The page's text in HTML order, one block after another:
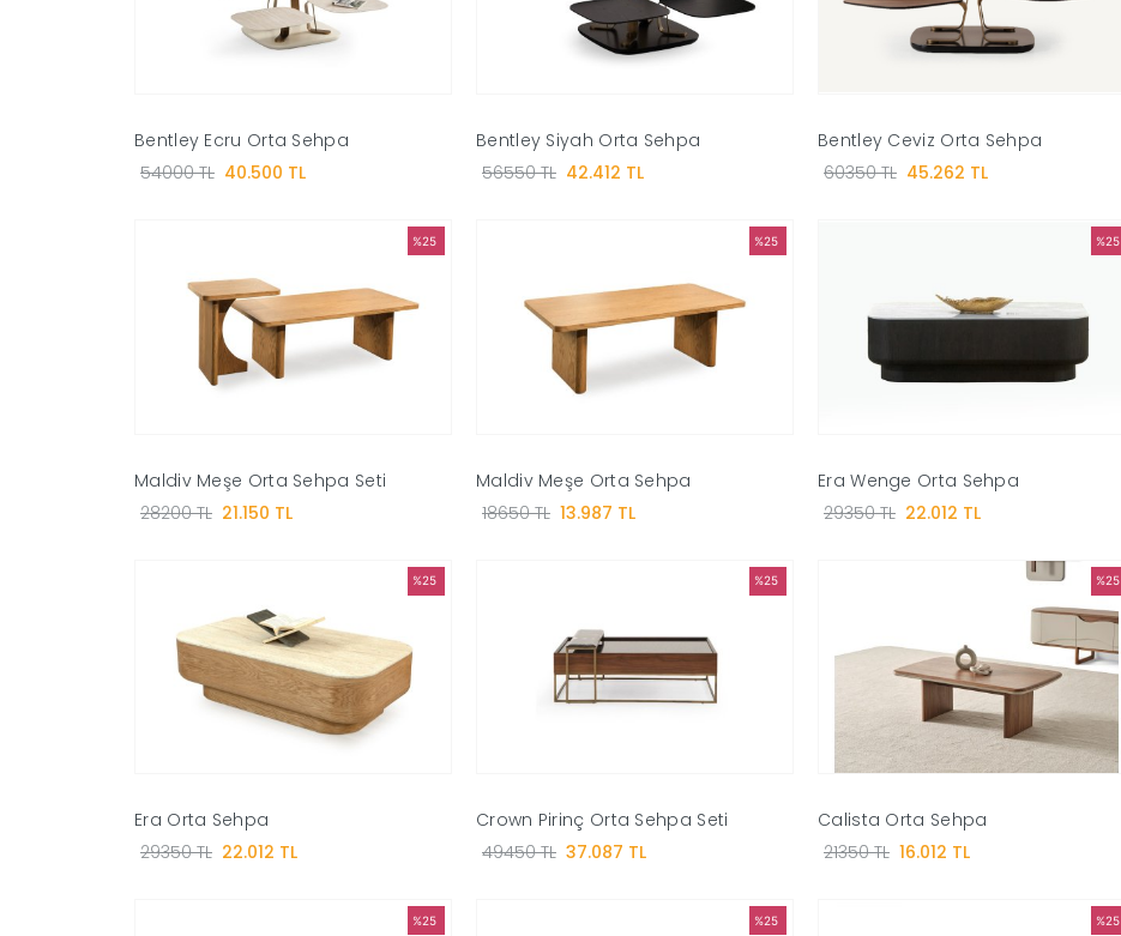
Bentley Ecru Orta Sehpa
54000 TL 40.500 TL
Bentley Siyah Orta Sehpa
56550 TL 42.412 TL
Bentley Ceviz Orta Sehpa
60350 TL 45.262 TL
%25
Maldiv Meşe Orta Sehpa Seti
28200 TL 21.150 TL
%25
Maldiv Meşe Orta Sehpa
18650 TL 13.987 TL
%25
Era Wenge Orta Sehpa
29350 TL 22.012 TL
%25
Era Orta Sehpa
29350 TL 22.012 TL
%25
Crown Pirinç Orta Sehpa Seti
49450 TL 37.087 TL
%25
Calista Orta Sehpa
21350 TL 16.012 TL
%25 %25 %25